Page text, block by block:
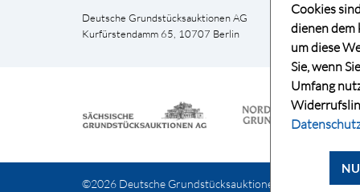
Deutsche Grundstücksauktionen AG
Kurfürstendamm 65, 10707 Berlin
Telefon
E-
©2026 Deutsche Grundstücksauktionen AG
Cookies
dienen
um diese
Sie, wenn
Umfang